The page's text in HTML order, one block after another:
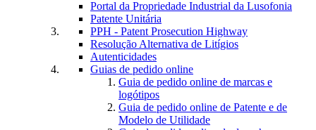
Portal da Propriedade Industrial da Lusofonia
Patente Unitária
PPH - Patent Prosecution Highway
Resolução Alternativa de Litígios
Autenticidades
Guias de pedido online
Guia de pedido online de marcas e
logótipos
Guia de pedido online de Patente e de
Modelo de Utilidade